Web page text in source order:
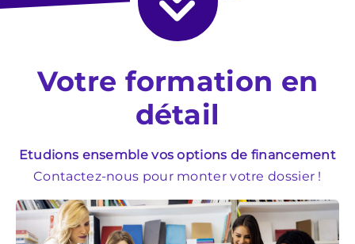
Votre formation en
détail
Etudions ensemble vos options de financement
Contactez-nous pour monter votre dossier !